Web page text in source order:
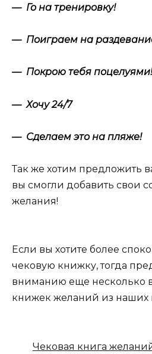
— Го на тренировку!
— Поиграем на
— Покрою тебя поцелуями!
— Хочу 24/7
— Сделаем это на пляже!
Так же хотим предложить
вы смогли добавить свои
желания!
Если вы хотите более
чековую книжку, тогда
вниманию еще несколько
книжек желаний из наших
Чековая книга